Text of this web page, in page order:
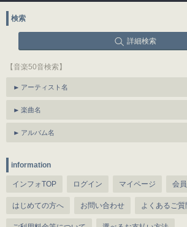
検索
詳細検索
【音楽50音検索】
アーティスト名
楽曲名
アルバム名
information
インフォTOP ログイン マイページ 会
はじめての方へ お問い合わせ よくあるご質